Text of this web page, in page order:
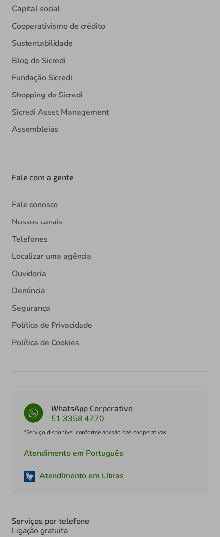
Capital social
Cooperativismo de crédito
Sustentabilidade
Blog do Sicredi
Fundação Sicredi
Shopping do Sicredi
Sicredi Asset Management
Assembleias
Fale com a gente
Fale conosco
Nossos canais
Telefones
Localizar uma agência
Ouvidoria
Denúncia
Segurança
Política de Privacidade
Política de Cookies
WhatsApp Corporativo
51 3358 4770
*Serviço disponível conforme adesão das cooperativas
Atendimento em Português
Atendimento em Libras
Serviços por telefone
Ligação gratuita